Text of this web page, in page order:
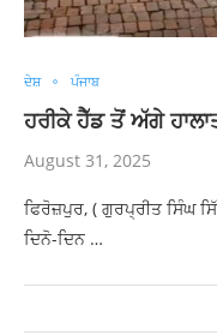
ਦੇਸ਼ ਪੰਜਾਬ
ਹਰੀਕੇ ਹੈੱਡ ਤੋਂ ਅੱਗੇ
August 31, 2025
ਫਿਰੋਜ਼ਪੁਰ, ( ਗੁਰਪ੍ਰੀਤ ਸਿੰਘ
ਦਿਨੋ-ਦਿਨ …